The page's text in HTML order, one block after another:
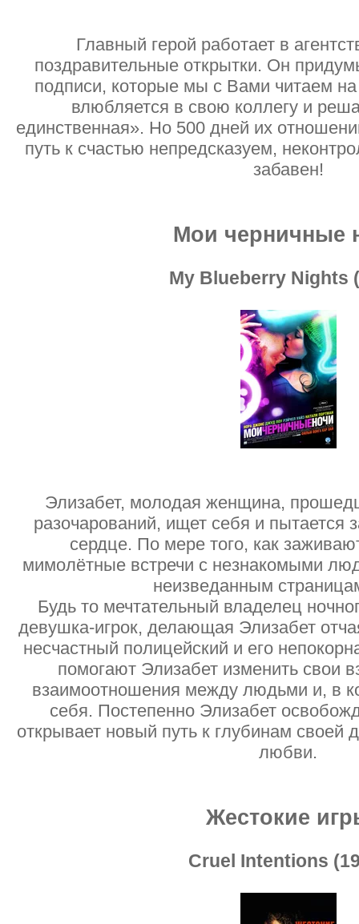
Главный герой работает в
поздравительные открытки. Он
подписи, которые мы с Вами читаем
влюбляется в свою коллегу и
единственная». Но 500 дней их
путь к счастью непредсказуем,
забавен!
Мои черничные
My Blueberry Nights
Элизабет, молодая женщина,
разочарований, ищет себя и пытается
сердце. По мере того, как
мимолётные встречи с незнакомыми
неизведанным
Будь то мечтательный владелец
девушка-игрок, делающая Элизабет
несчастный полицейский и его
помогают Элизабет изменить свои
взаимоотношения между людьми и, в
себя. Постепенно Элизабет
открывает новый путь к глубинам
любви.
Жестокие
Cruel Intentions